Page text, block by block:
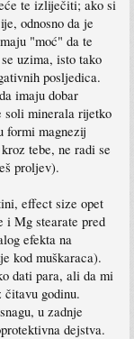
te izliječiti; ako si
odnosno da je
"moć" da te
uzima, isto tako
posljedica.
imaju dobar
soli minerala rijetko
formi magnezij
tebe, ne radi se
proljev).
effect size opet
i Mg stearate pred
efekta na
kod muškaraca).
dati para, ali da mi
čitavu godinu.
u zadnje
dejstva.